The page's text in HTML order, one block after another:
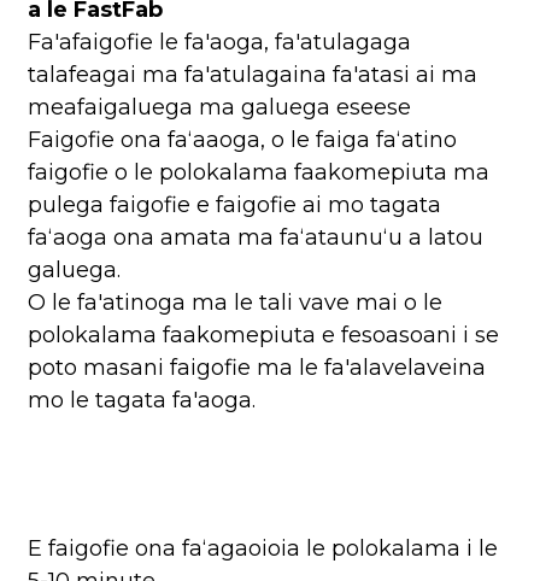
a le FastFab
Fa'afaigofie le fa'aoga, fa'atulagaga
talafeagai ma fa'atulagaina fa'atasi ai ma
meafaigaluega ma galuega eseese
Faigofie ona faʻaaoga, o le faiga faʻatino
faigofie o le polokalama faakomepiuta ma
pulega faigofie e faigofie ai mo tagata
faʻaoga ona amata ma faʻataunuʻu a latou
galuega.
O le fa'atinoga ma le tali vave mai o le
polokalama faakomepiuta e fesoasoani i se
poto masani faigofie ma le fa'alavelaveina
mo le tagata fa'aoga.
E faigofie ona faʻagaoioia le polokalama i le